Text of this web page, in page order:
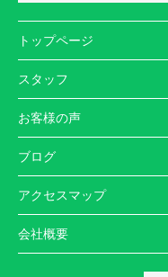
トップページ
スタッフ
お客様の声
ブログ
アクセスマップ
会社概要